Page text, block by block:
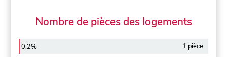
Nombre de pièces des logements
0,2% 1 pièce